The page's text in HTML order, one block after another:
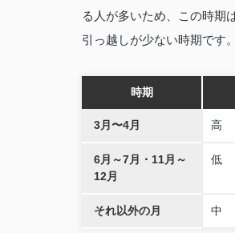
る人が多いため、この時期
引っ越しが少ない時期です
時期
3月〜4月 高
6月～7月・11月～
12月
低
それ以外の月 中